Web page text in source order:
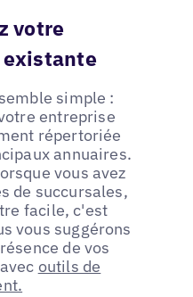
votre
existante
simple :
entreprise
répertoriée
annuaires.
vous avez
de succursales,
facile, c'est
vous suggérons
de vos
outils de